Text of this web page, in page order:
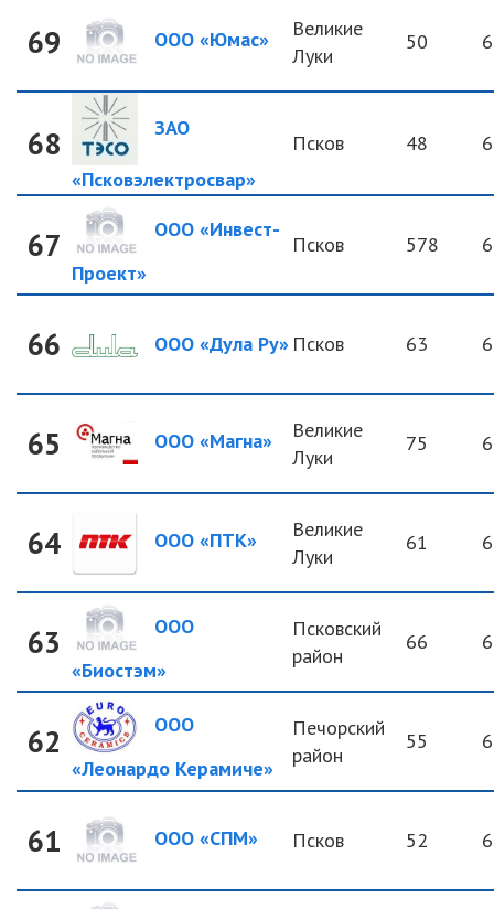
69 ООО «Юмас»
Великие
Луки
50
68 ЗАО
«Псковэлектросвар»
Псков 48
67
ООО «Инвест-
Проект»
Псков 578
66 ООО «Дула Ру» Псков 63
65 ООО «Магна»
Великие
Луки
75
64 ООО «ПТК»
Великие
Луки
61
63
ООО
«Биостэм»
Псковский
район
66
62
ООО
«Леонардо Керамиче»
Печорский
район
55
61 ООО «СПМ» Псков 52